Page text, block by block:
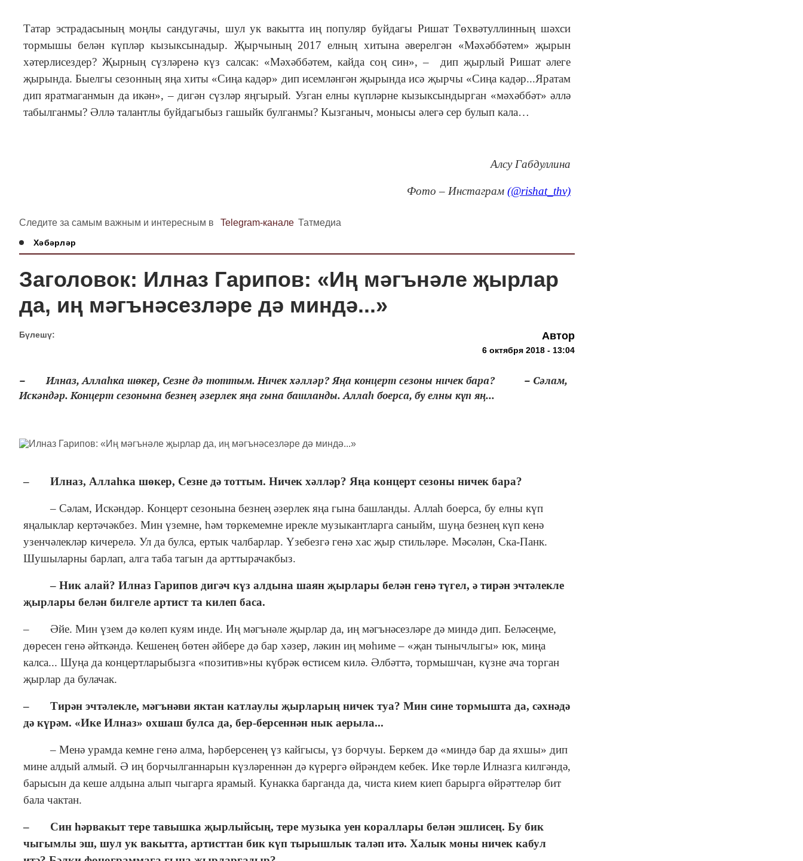
Татар эстрадасының моңлы сандугачы, шул ук вакытта иң популяр буйдагы Ришат Төхвәтуллинның шәхси
тормышы белән күпләр кызыксынадыр. Җырчының 2017 елның хитына әверелгән «Мәхәббәтем» җырын
хәтерлисездер? Җырның сүзләренә күз салсак: «Мәхәббәтем, кайда соң син», – дип җырлый Ришат әлеге
җырында. Быелгы сезонның яңа хиты «Сиңа кадәр» дип исемләнгән җырында исә җырчы «Сиңа кадәр...Яратам
дип яратмаганмын да икән», – дигән сүзләр яңгырый. Узган елны күпләрне кызыксындырган «мәхәббәт» әллә
табылганмы? Әллә талантлы буйдагыбыз гашыйк булганмы? Кызганыч, монысы әлегә сер булып кала…
Алсу Габдуллина
Фото – Инстаграм (@rishat_thv)
Следите за самым важным и интересным в Telegram-канале Татмедиа
Хәбәрләр
Заголовок: Илназ Гарипов: «Иң мәгънәле җырлар
да, иң мәгънәсезләре дә миндә...»
Бүлешү: Автор
6 октября 2018 - 13:04
– Илназ, Аллаһка шөкер, Сезне дә тоттым. Ничек хәлләр? Яңа концерт сезоны ничек бара? – Сәлам,
Искәндәр. Концерт сезонына безнең әзерлек яңа гына башланды. Аллаһ боерса, бу елны күп яң...
– Илназ, Аллаһка шөкер, Сезне дә тоттым. Ничек хәлләр? Яңа концерт сезоны ничек бара?
– Сәлам, Искәндәр. Концерт сезонына безнең әзерлек яңа гына башланды. Аллаһ боерса, бу елны күп
яңалыклар кертәчәкбез. Мин үземне, һәм төркемемне ирекле музыкантларга саныйм, шуңа безнең күп кенә
узенчәлекләр кичерелә. Ул да булса, ертык чалбарлар. Үзебезгә генә хас җыр стильләре. Мәсәлән, Ска-Панк.
Шушыларны барлап, алга таба тагын да арттырачакбыз.
– Ник алай? Илназ Гарипов дигәч күз алдына шаян җырлары белән генә түгел, ә тирән эчтәлекле
җырлары белән билгеле артист та килеп баса.
– Әйе. Мин үзем дә көлеп куям инде. Иң мәгънәле җырлар да, иң мәгънәсезләре дә миндә дип. Беләсеңме,
дөресен генә әйткәндә. Кешенең бөтен әйбере дә бар хәзер, ләкин иң мөһиме – «җан тынычлыгы» юк, миңа
калса... Шуңа да концертларыбызга «позитив»ны күбрәк өстисем килә. Әлбәттә, тормышчан, күзне ача торган
җырлар да булачак.
– Тирән эчтәлекле, мәгънәви яктан катлаулы җырларың ничек туа? Мин сине тормышта да, сәхнәдә
дә күрәм. «Ике Илназ» охшаш булса да, бер-берсеннән нык аерыла...
– Менә урамда кемне генә алма, һәрберсенең үз кайгысы, үз борчуы. Беркем дә «миндә бар да яхшы» дип
мине алдый алмый. Ә иң борчылганнарын күзләреннән дә күрергә өйрәндем кебек. Ике төрле Илназга килгәндә,
барысын да кеше алдына алып чыгарга ярамый. Кунакка барганда да, чиста кием киеп барырга өйрәттеләр бит
бала чактан.
– Син һәрвакыт тере тавышка җырлыйсың, тере музыка уен кораллары белән эшлисең. Бу бик
чыгымлы эш, шул ук вакытта, артисттан бик күп тырышлык таләп итә. Халык моны ничек кабул